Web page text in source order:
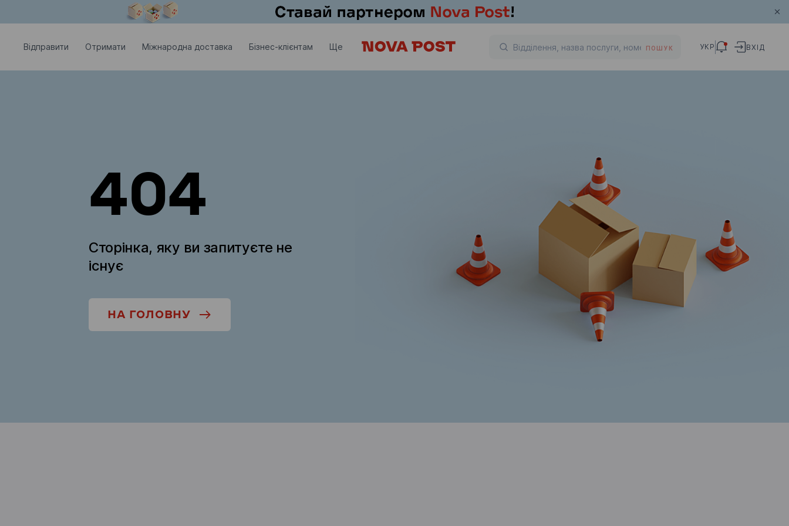
Відправити Отримати Міжнародна доставка Бізнес-клієнтам Ще ПОШУК УКР ВХІД
404
Сторінка, яку ви запитуєте не
існує
НА ГОЛОВНУ